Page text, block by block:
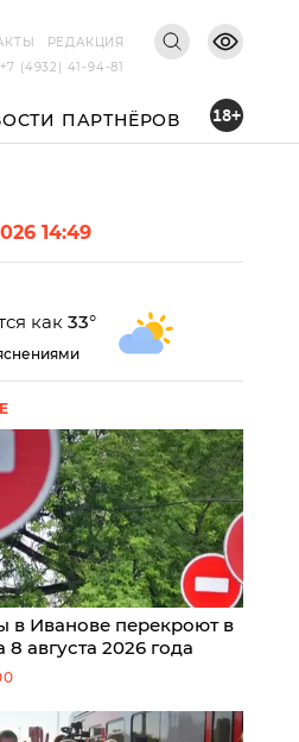
РЕДАКЦИЯ
+7 (4932) 41-94-81
ПАРТНЁРОВ 18+
14:49
как 33°
в Иванове перекроют в
августа 2026 года